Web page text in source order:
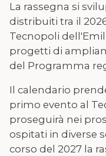
La rassegna si
distribuiti tra il
Tecnopoli
progetti di
del Programma
Il calendario
primo evento al
proseguirà nei
ospitati in diverse
corso del 2027 la